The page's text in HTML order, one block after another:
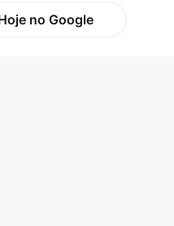
no Google